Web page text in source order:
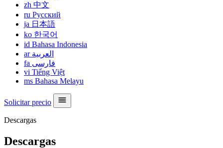
zh 中文
ru Русский
ja 日本語
ko 한국어
id Bahasa Indonesia
ar العربية
fa فارسی
vi Tiếng Việt
ms Bahasa Melayu
Solicitar precio
Descargas
Descargas